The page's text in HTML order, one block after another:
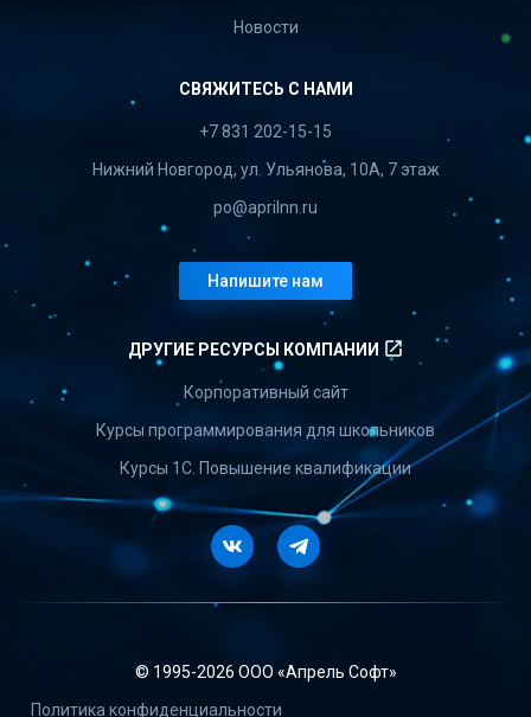
Новости
СВЯЖИТЕСЬ С НАМИ
+7 831 202-15-15
Нижний Новгород, ул. Ульянова, 10А, 7 этаж
po@aprilnn.ru
Напишите нам
ДРУГИЕ РЕСУРСЫ КОМПАНИИ launch
Корпоративный сайт
Курсы программирования для школьников
Курсы 1С. Повышение квалификации
VkontakteTelegram
© 1995-2026 ООО «Апрель Софт»
Политика конфиденциальности